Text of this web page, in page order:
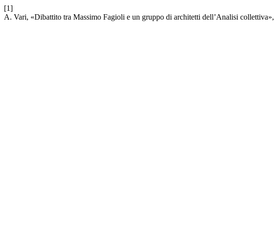
[1]
A. Vari, «Dibattito tra Massimo Fagioli e un gruppo di architetti dell’Analisi collettiva»,